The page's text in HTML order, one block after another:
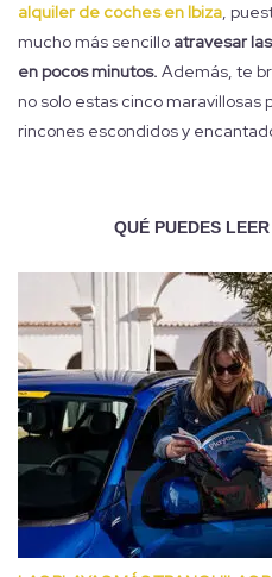
alquiler de coches en Ibiza,
mucho más sencillo atravesar
en pocos minutos. Además, te
no solo estas cinco maravillosas
rincones escondidos y
QUÉ PUEDES